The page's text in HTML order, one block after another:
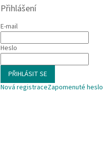
Přihlášení
E-mail
Heslo
PŘIHLÁSIT SE
Nová registraceZapomenuté heslo